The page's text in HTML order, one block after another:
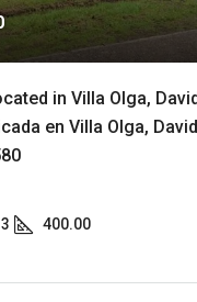
in Villa Olga,
en Villa Olga,
3 400.00